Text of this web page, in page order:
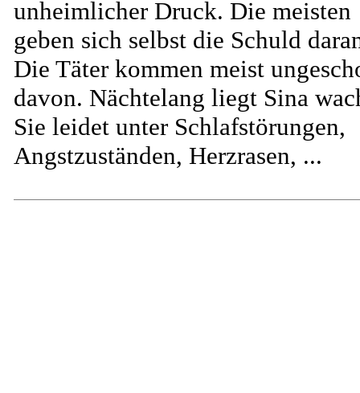
unheimlicher Druck. Die meisten
geben sich selbst die Schuld
Die Täter kommen meist
davon. Nächtelang liegt Sina
Sie leidet unter Schlafstörungen,
Angstzuständen, Herzrasen, ...